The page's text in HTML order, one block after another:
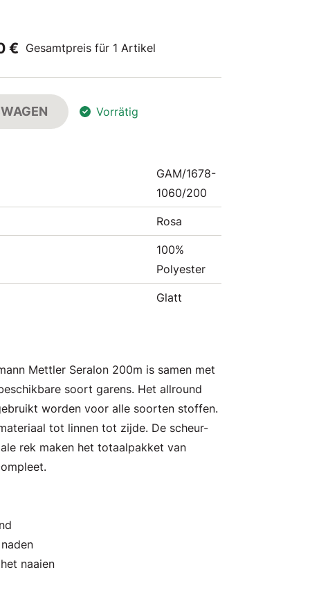
€ Gesamtpreis für 1 Artikel
Vorrätig
GAM/1678-
1060/200
Rosa
100%
Polyester
Glatt
Mettler Seralon 200m is samen met
soort garens. Het allround
worden voor alle soorten stoffen.
tot linnen tot zijde. De scheur-
rek maken het totaalpakket van
naaien